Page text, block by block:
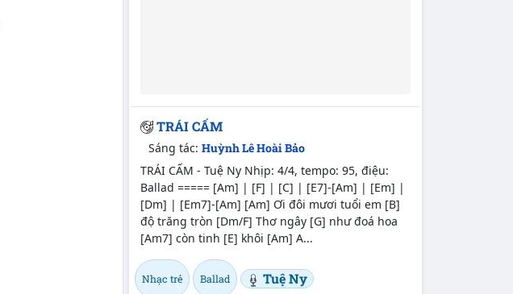
TRÁI CẤM
Sáng tác:Huỳnh Lê Hoài Bảo
TRÁI CẤM - Tuệ Ny Nhịp: 4/4, tempo: 95, điệu:
Ballad ===== [Am] | [F] | [C] | [E7]-[Am] | [Em] |
[Dm] | [Em7]-[Am] [Am] Ơi đôi mươi tuổi em [B]
độ trăng tròn [Dm/F] Thơ ngây [G] như đoá hoa
[Am7] còn tinh [E] khôi [Am] A...
Nhạc trẻ Ballad Tuệ Ny